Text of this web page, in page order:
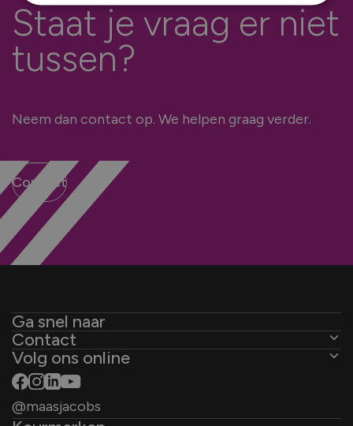
Staat je vraag er niet
tussen?
Neem dan contact op. We helpen graag verder.
Contact
Ga snel naar
Kozijnen
Deuren
Schuifpuien
Contact
De Ambachten 31
4881 XZ Zundert
Volg ons online
@maasjacobs